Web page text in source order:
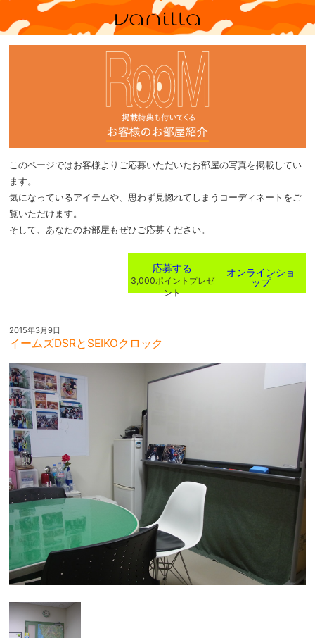
このページではお客様よりご応募いただいたお部屋の写真を掲載してい
ます。
気になっているアイテムや、思わず見惚れてしまうコーディネートをご
覧いただけます。
そして、あなたのお部屋もぜひご応募ください。
応募する
オンラインショ
ップ
2015年3月9日
イームズDSRとSEIKOクロック